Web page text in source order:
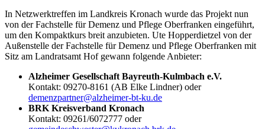
In Netzwerktreffen im Landkreis Kronach wurde das Projekt nun
von der Fachstelle für Demenz und Pflege Oberfranken eingeführt,
um den Kompaktkurs breit anzubieten. Ute Hopperdietzel von der
Außenstelle der Fachstelle für Demenz und Pflege Oberfranken mit
Sitz am Landratsamt Hof gewann folgende Anbieter:
Alzheimer Gesellschaft Bayreuth-Kulmbach e.V.
Kontakt: 09270-8161 (AB Elke Lindner) oder
demenzpartner@alzheimer-bt-ku.de
BRK Kreisverband Kronach
Kontakt: 09261/6072777 oder